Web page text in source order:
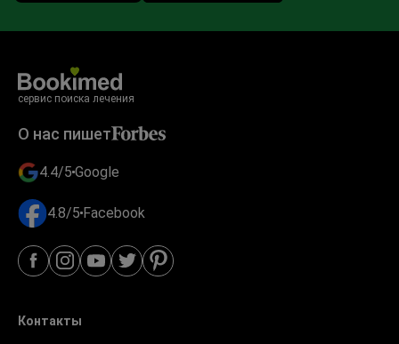
сервис поиска лечения
О нас пишет
4.4/5 Google
4.8/5 Facebook
Контакты